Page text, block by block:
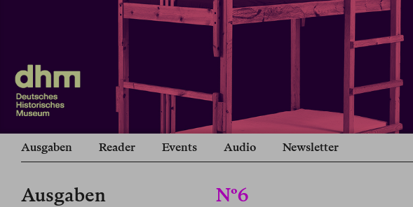
Ausgaben Reader Events Audio Newsletter
Ausgaben Nº6